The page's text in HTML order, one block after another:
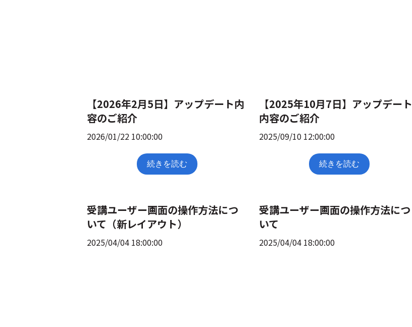
【2026年2月5日】アップデート内
容のご紹介
2026/01/22 10:00:00
続きを読む
【2025年10月7日】アップデート
内容のご紹介
2025/09/10 12:00:00
続きを読む
受講ユーザー画面の操作方法につ
いて（新レイアウト）
2025/04/04 18:00:00
受講ユーザー画面の操作方法につ
いて
2025/04/04 18:00:00